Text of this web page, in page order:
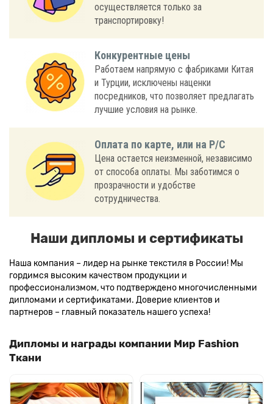
осуществляется только за
транспортировку!
Конкурентные цены
Работаем напрямую с фабриками Китая
и Турции, исключены наценки
посредников, что позволяет предлагать
лучшие условия на рынке.
Оплата по карте, или на Р/С
Цена остается неизменной, независимо
от способа оплаты. Мы заботимся о
прозрачности и удобстве
сотрудничества.
Наши дипломы и сертификаты
Наша компания – лидер на рынке текстиля в России! Мы
гордимся высоким качеством продукции и
профессионализмом, что подтверждено многочисленными
дипломами и сертификатами. Доверие клиентов и
партнеров – главный показатель нашего успеха!
Дипломы и награды компании Мир Fashion
Ткани